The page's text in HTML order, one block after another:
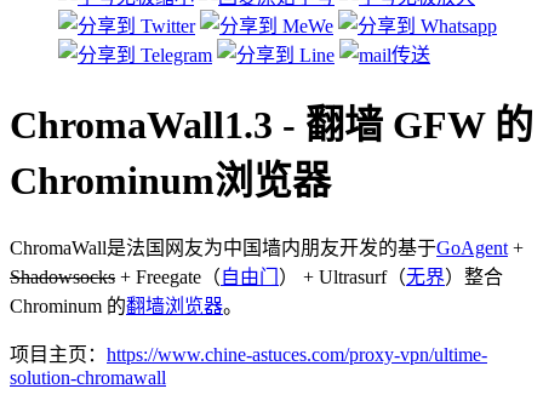
ChromaWall1.3 - 翻墙 GFW 的
Chrominum浏览器
ChromaWall是法国网友为中国墙内朋友开发的基于GoAgent +
Shadowsocks + Freegate（自由门 ） + Ultrasurf（无界）整合
Chrominum 的翻墙浏览器。
项目主页： https://www.chine-astuces.com/proxy-vpn/ultime-
solution-chromawall